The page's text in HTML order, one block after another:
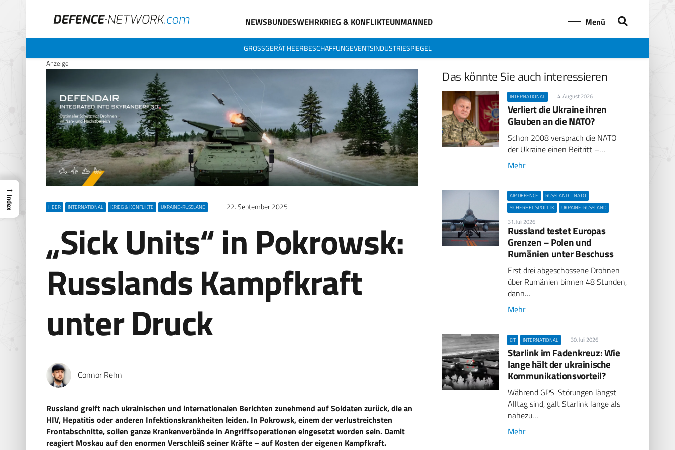
NEWSBUNDESWEHRKRIEG & KONFLIKTEUNMANNED Menü
GROSSGERÄT HEERBESCHAFFUNGEVENTSINDUSTRIESPIEGEL
Anzeige
HEER INTERNATIONAL KRIEG & KONFLIKTE UKRAINE-RUSSLAND 22. September 2025
„Sick Units“ in Pokrowsk:
Russlands Kampfkraft
unter Druck
Connor Rehn
Russland greift nach ukrainischen und internationalen Berichten zunehmend auf Soldaten zurück, die an
HIV, Hepatitis oder anderen Infektionskrankheiten leiden. In Pokrowsk, einem der verlustreichsten
Frontabschnitte, sollen ganze Krankenverbände in Angriffsoperationen eingesetzt worden sein. Damit
reagiert Moskau auf den enormen Verschleiß seiner Kräfte – auf Kosten der eigenen Kampfkraft.
Das könnte Sie auch interessieren
INTERNATIONAL 4. August 2026
Verliert die Ukraine ihren
Glauben an die NATO?
Schon 2008 versprach die NATO
der Ukraine einen Beitritt –…
Mehr
AIR DEFENCE
RUSSLAND – NATO
SICHERHEITSPOLITIK
UKRAINE-RUSSLAND
31. Juli 2026
Russland testet Europas
Grenzen – Polen und
Rumänien unter Beschuss
Erst drei abgeschossene Drohnen
über Rumänien binnen 48 Stunden,
dann…
Mehr
CIT INTERNATIONAL 30. Juli 2026
Starlink im Fadenkreuz: Wie
lange hält der ukrainische
Kommunikationsvorteil?
Während GPS-Störungen längst
Alltag sind, galt Starlink lange als
nahezu…
Mehr
→
Index